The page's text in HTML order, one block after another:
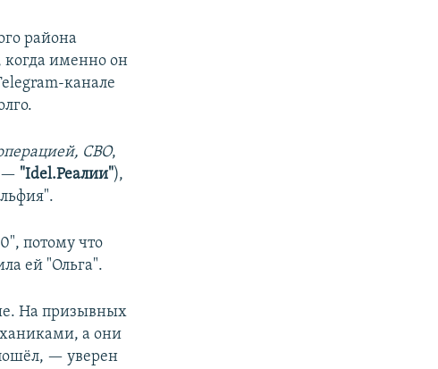
района
когда именно он
канале
СВО,
"Idel.Реалии"),
потому что
ей "Ольга".
На призывных
а они
— уверен